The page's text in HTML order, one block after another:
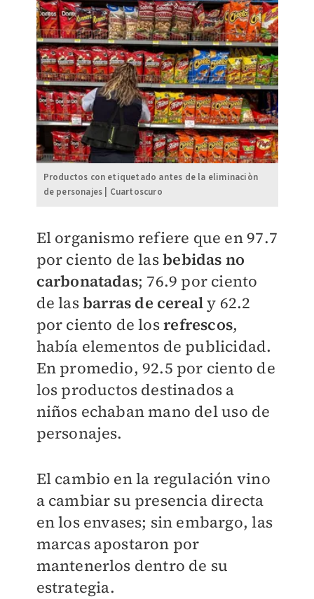
Productos con etiquetado antes de la eliminaciòn
de personajes | Cuartoscuro
El organismo refiere que en 97.7
por ciento de lasbebidas no
carbonatadas; 76.9 por ciento
de lasbarras de cerealy 62.2
por ciento de losrefrescos,
había elementos de publicidad.
En promedio, 92.5 por ciento de
los productos destinados a
niños echaban mano del uso de
personajes.
El cambio en la regulación vino
a cambiar su presencia directa
en los envases; sin embargo, las
marcas apostaron por
mantenerlos dentro de su
estrategia.